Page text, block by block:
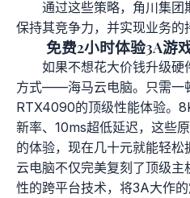
通过这些策略，角川集团
保持其竞争力，并实现业务的
免费2小时体验3A游
如果不想花大价钱升级
方式——海马云电脑。只需一
RTX4090的顶级性能体验。
新率、10ms超低延迟，这些
的体验，现在几十元就能轻
云电脑不仅完美复刻了顶级
性的跨平台技术，将3A大作的